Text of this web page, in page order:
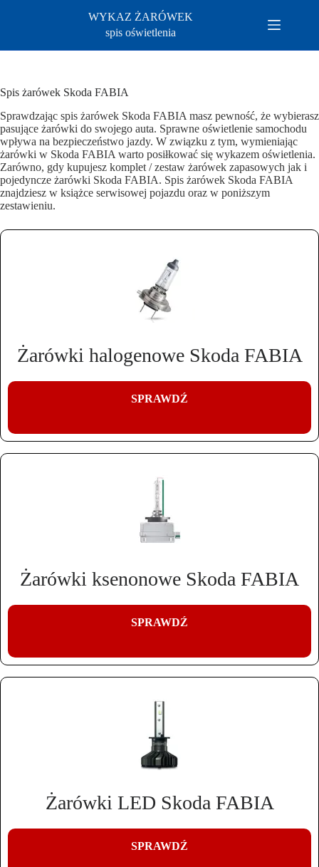
WYKAZ ŻARÓWEK
spis oświetlenia
Spis żarówek Skoda FABIA
Sprawdzając spis żarówek Skoda FABIA masz pewność, że wybierasz
pasujące żarówki do swojego auta. Sprawne oświetlenie samochodu
wpływa na bezpieczeństwo jazdy. W związku z tym, wymieniając
żarówki w Skoda FABIA warto posiłkować się wykazem oświetlenia.
Zarówno, gdy kupujesz komplet / zestaw żarówek zapasowych jak i
pojedyncze żarówki Skoda FABIA. Spis żarówek Skoda FABIA
znajdziesz w książce serwisowej pojazdu oraz w poniższym
zestawieniu.
Żarówki halogenowe Skoda FABIA
SPRAWDŹ
Żarówki ksenonowe Skoda FABIA
SPRAWDŹ
Żarówki LED Skoda FABIA
SPRAWDŹ